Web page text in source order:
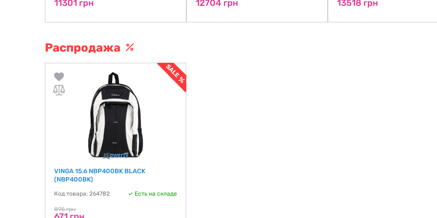
11301 грн 12704 грн 13518 грн
Распродажа
VINGA 15.6 NBP400BK BLACK
(NBP400BK)
Код товара: 264782 Есть на складе
895 грн